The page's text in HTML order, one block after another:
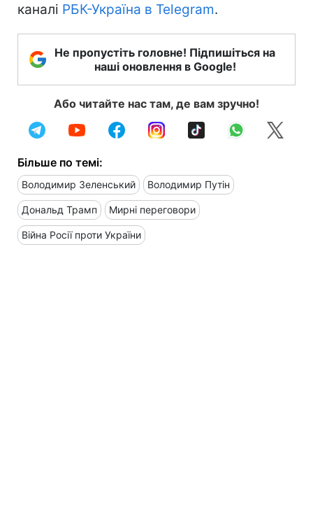
каналі РБК-Україна в Telegram.
Не пропустіть головне! Підпишіться на
наші оновлення в Google!
Або читайте нас там, де вам зручно!
Більше по темі:
Володимир Зеленський Володимир Путін
Дональд Трамп Мирні переговори
Війна Росії проти України